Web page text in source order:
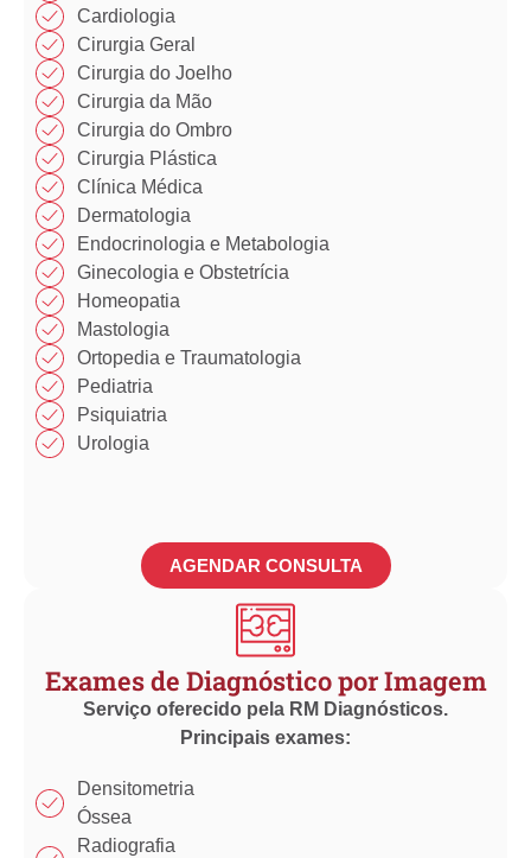
Cardiologia
Cirurgia Geral
Cirurgia do Joelho
Cirurgia da Mão​
Cirurgia do Ombro​​
Cirurgia Plástica​​
Clínica Médica​​
Dermatologia
Endocrinologia e Metabologia​
Ginecologia e Obstetrícia
Homeopatia​
Mastologia​
Ortopedia e Traumatologia​
Pediatria
Psiquiatria
Urologia
AGENDAR CONSULTA
Exames de Diagnóstico por Imagem
Serviço oferecido pela RM Diagnósticos.
Principais exames:
Densitometria
Óssea
Radiografia